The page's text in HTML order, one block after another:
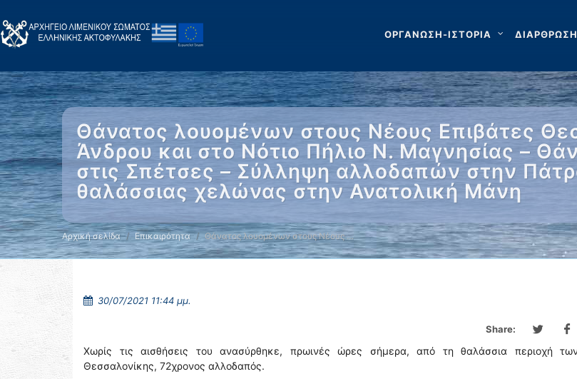
ΟΡΓΑΝΩΣΗ-ΙΣΤΟΡΙΑ ΔΙΑΡΘΡΩΣΗ
Θάνατος λουομένων στους Νέους Επιβάτες
Άνδρου και στο Νότιο Πήλιο Ν. Μαγνησίας –
στις Σπέτσες – Σύλληψη αλλοδαπών στην
θαλάσσιας χελώνας στην Ανατολική Μάνη
Αρχική σελίδα Επικαιρότητα Θάνατος λουομένων στους Νέους …
30/07/2021 11:44 μμ.
Share:
Χωρίς τις αισθήσεις του ανασύρθηκε, πρωινές ώρες σήμερα, από τη θαλάσσια περιοχή
Θεσσαλονίκης, 72χρονος αλλοδαπός.